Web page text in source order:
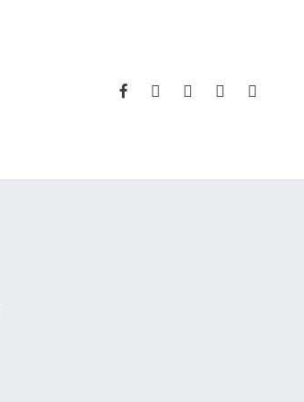
FACEBOOK
INSTAGRAM
WHATSAPP
PHONEEMAIL